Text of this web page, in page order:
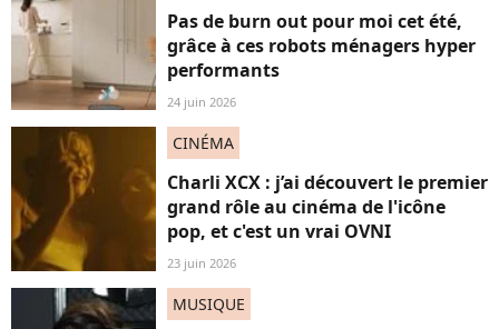
Pas de burn out pour moi cet été,
grâce à ces robots ménagers hyper
performants
24 juin 2026
CINÉMA
Charli XCX : j’ai découvert le premier
grand rôle au cinéma de l'icône
pop, et c'est un vrai OVNI
23 juin 2026
MUSIQUE